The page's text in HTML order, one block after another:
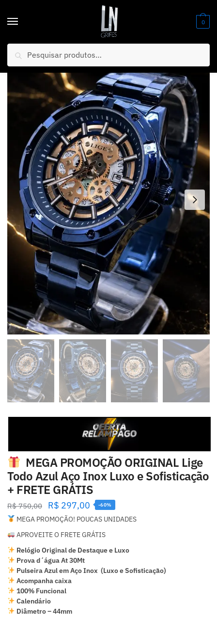
0
Início Relógios / Masculino /
MEGA PROMOÇÃO ORIGINAL Lige
Todo Azul Aço Inox Luxo e Sofisticação
+ FRETE GRÁTIS
R$750,00 R$ 297,00 -60%
MEGA PROMOÇÃO! POUCAS UNIDADES
APROVEITE O FRETE GRÁTIS
Relógio Original de Destaque e Luxo
Prova d´água At 30Mt
Pulseira Azul em Aço Inox (Luxo e Sofisticação)
Acompanha caixa
100% Funcional
Calendário
Diâmetro – 44mm